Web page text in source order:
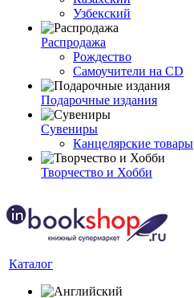
Узбекский
Распродажа
Рождество
Самоучители на CD
Подарочные издания
Сувениры
Канцелярские товары
Творчество и Хобби
Каталог